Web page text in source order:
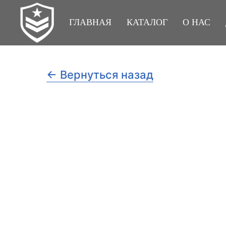
ГЛАВНАЯ КАТАЛОГ О НАС
← Вернуться назад